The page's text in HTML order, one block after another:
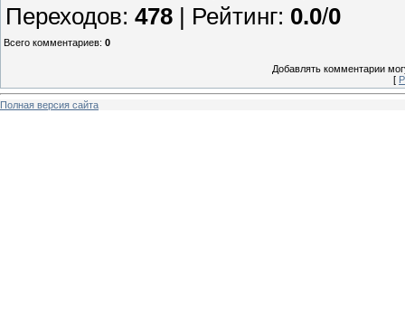
Переходов: 478 | Рейтинг: 0.0/0
Всего комментариев: 0
Добавлять комментарии
[
Полная версия сайта